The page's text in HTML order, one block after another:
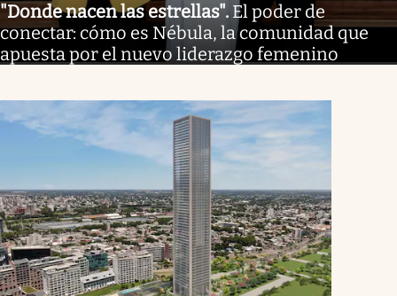
"Donde nacen las estrellas". El poder de
conectar: cómo es Nébula, la comunidad que
apuesta por el nuevo liderazgo femenino